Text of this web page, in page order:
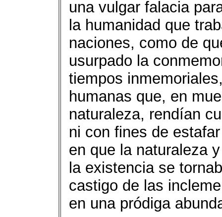
una vulgar falacia
la humanidad que
naciones, como de
usurpado la
tiempos
humanas que, en
naturaleza, rendían
ni con fines de
en que la naturaleza
la existencia se
castigo de las
en una pródiga